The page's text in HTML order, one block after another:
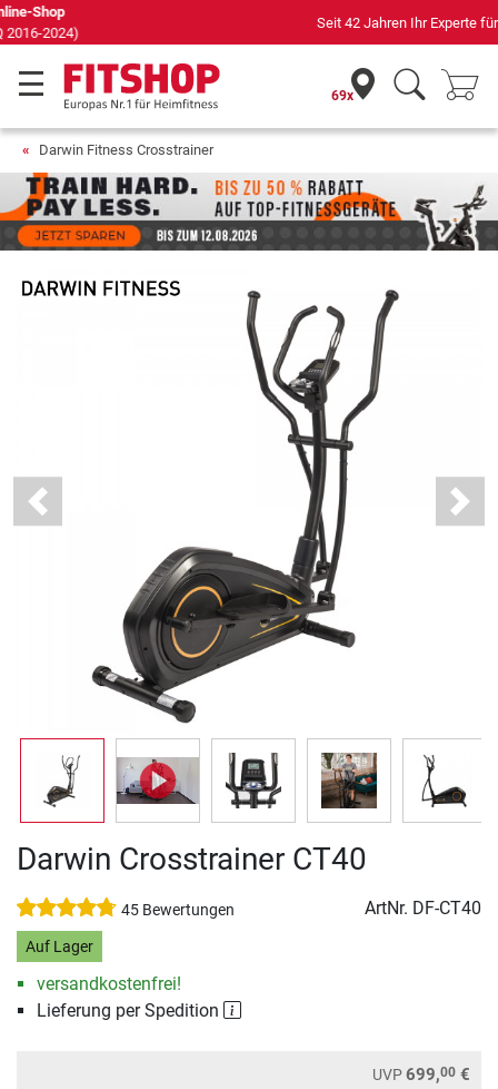
Seit 42 Jahren Ihr Experte für Heimfitness
69x
Darwin Fitness Crosstrainer
Previous Next
Darwin Crosstrainer CT40
45 Bewertungen ArtNr. DF-CT40
Auf Lager
versandkostenfrei!
Lieferung per Spedition
UVP699,00 €